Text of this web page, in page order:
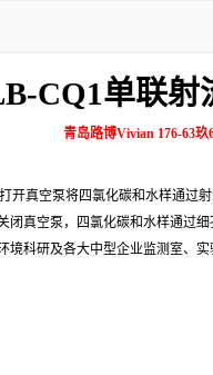
CQ1单联射
青岛路博Vivian 176-63玖
开真空泵将四氯化碳和水样通过
真空泵，四氯化碳和水样通
境科研及各大中型企业监测室、